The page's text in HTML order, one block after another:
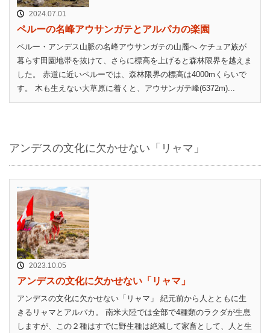
2024.07.01
ペルーの名峰アウサンガテとアルパカの楽園
ペルー・アンデス山脈の名峰アウサンガテの山麓へ ケチュア族が
暮らす田園地帯を抜けて、さらに標高を上げると森林限界を越えま
した。 赤道に近いペルーでは、森林限界の標高は4000mくらいで
す。 木も生えない大草原に着くと、アウサンガテ峰(6372m)...
アンデスの文化に欠かせない「リャマ」
2023.10.05
アンデスの文化に欠かせない「リャマ」
アンデスの文化に欠かせない「リャマ」 紀元前から人とともに生
きるリャマとアルパカ。 南米大陸では全部で4種類のラクダが生息
しますが、この２種はすでに野生種は絶滅して家畜として、人と生